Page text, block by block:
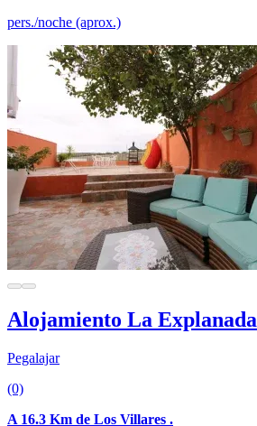
pers./noche (aprox.)
Alojamiento La Explanada
Pegalajar
(0)
A 16.3 Km de Los Villares .